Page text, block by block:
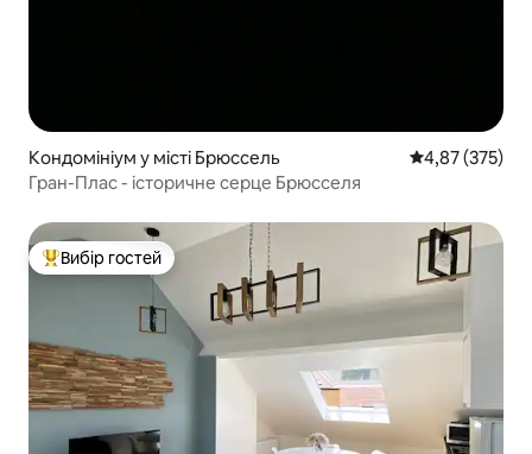
Кондомініум у місті Брюссель Середня
4,87 (375)
Гран-Плас - історичне серце Брюсселя
Топ вибір гостей
Вибір гостей